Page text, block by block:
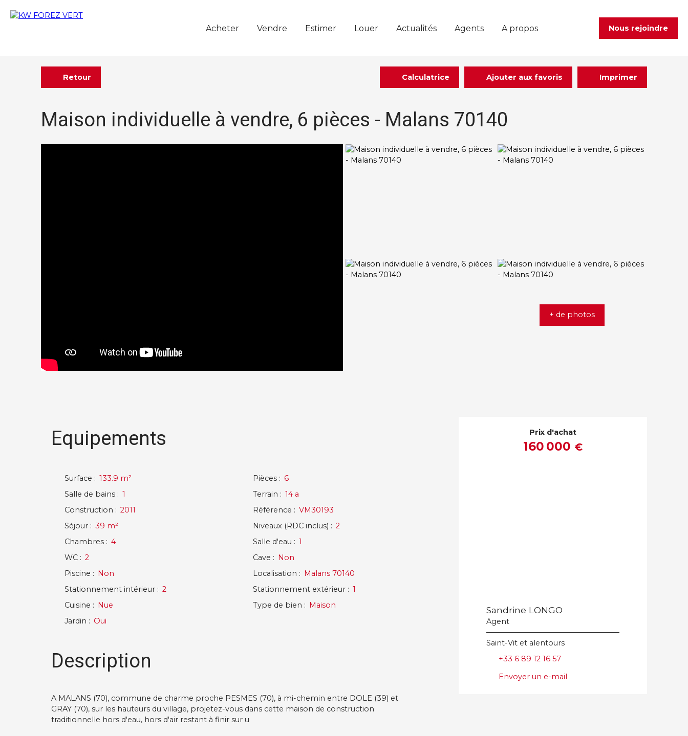
Acheter Vendre Estimer Louer Actualités Agents A propos Nous rejoindre
Retour Calculatrice Ajouter aux favoris Imprimer
Maison individuelle à vendre, 6 pièces - Malans 70140
+ de photos
Equipements
Surface : 133.9 m² Pièces : 6
Salle de bains : 1 Terrain : 14 a
Construction : 2011 Référence : VM30193
Séjour : 39 m² Niveaux (RDC inclus) : 2
Chambres : 4 Salle d'eau : 1
WC : 2 Cave :
Non
Piscine : Non Localisation :
Malans 70140
Stationnement intérieur : 2 Stationnement extérieur : 1
Cuisine : Nue Type de bien :
Maison
Jardin : Oui
Description
A MALANS (70), commune de charme proche PESMES (70), à mi-chemin entre DOLE (39) et
GRAY (70), sur les hauteurs du village, projetez-vous dans cette maison de construction
traditionnelle hors d'eau, hors d'air restant à finir sur u
Prix d'achat
160 000 €
Sandrine LONGO
Agent
Saint-Vit et alentours
+33 6 89 12 16 57
Envoyer un e-mail